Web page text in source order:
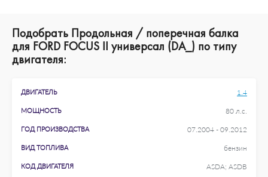
Подобрать Продольная / поперечная балка
для FORD FOCUS II универсал (DA_) по типу
двигателя:
ДВИГАТЕЛЬ 1.4
МОЩНОСТЬ 80 л.с.
ГОД ПРОИЗВОДСТВА 07.2004 - 09.2012
ВИД ТОПЛИВА бензин
КОД ДВИГАТЕЛЯ ASDA; ASDB